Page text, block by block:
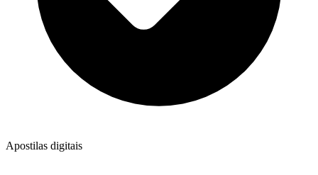
Apostilas digitais